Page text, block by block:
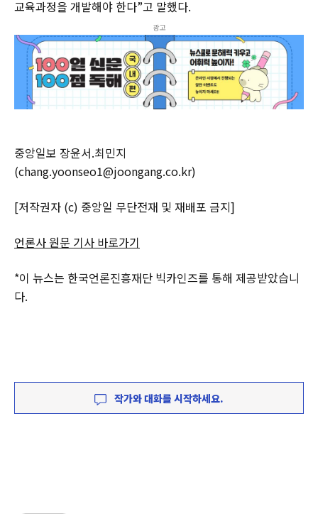
교육과정을 개발해야 한다”고 말했다.
광고
중앙일보 장윤서.최민지
(chang.yoonseo1@joongang.co.kr)
[저작권자 (c) 중앙일 무단전재 및 재배포 금지]
언론사 원문 기사 바로가기
*이 뉴스는 한국언론진흥재단 빅카인즈를 통해 제공받았습니
다.
작가와 대화를 시작하세요.